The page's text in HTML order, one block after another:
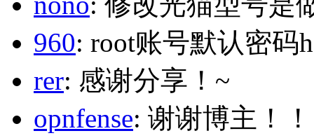
960: root账号默认密码
rer: 感谢分享！~
opnfense: 谢谢博主！